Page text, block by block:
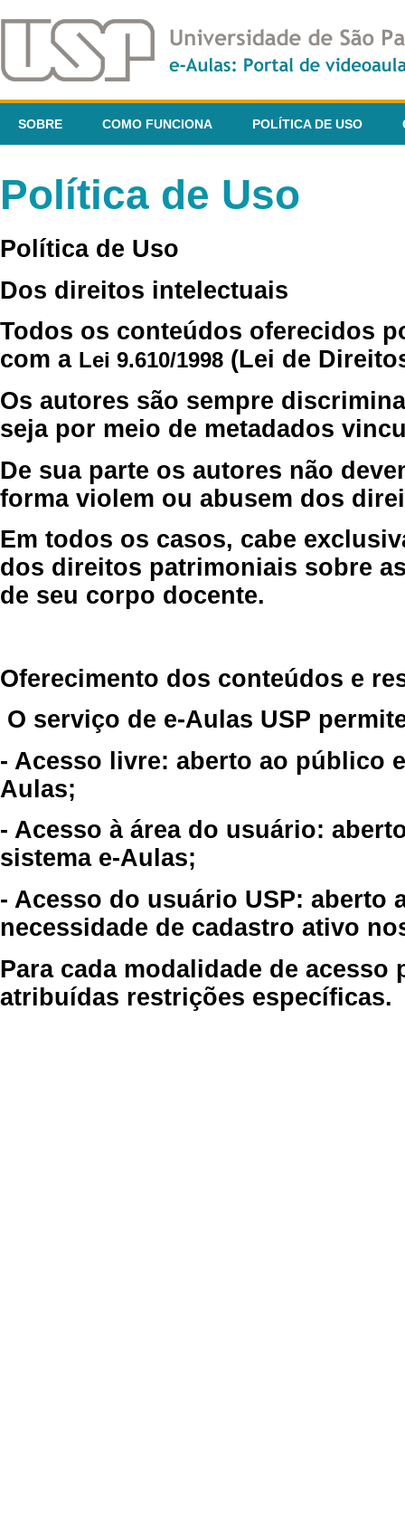
SOBRE COMO FUNCIONA POLÍTICA DE USO
Política de Uso
Política de Uso
Dos direitos intelectuais
Todos os conteúdos oferecidos
com a Lei 9.610/1998 (Lei de
Os autores são sempre
seja por meio de metadados
De sua parte os autores não
forma violem ou abusem dos
Em todos os casos, cabe
dos direitos patrimoniais sobre
de seu corpo docente.
Oferecimento dos conteúdos e
O serviço de e-Aulas USP
- Acesso livre: aberto ao público
Aulas;
- Acesso à área do usuário:
sistema e-Aulas;
- Acesso do usuário USP: aberto
necessidade de cadastro ativo
Para cada modalidade de
atribuídas restrições específicas.